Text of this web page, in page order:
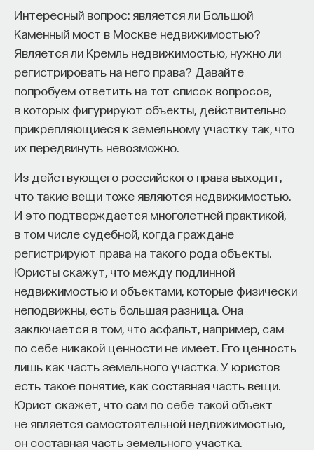
Интересный вопрос: является ли Большой
Каменный мост в Москве недвижимостью?
Является ли Кремль недвижимостью, нужно ли
регистрировать на него права? Давайте
попробуем ответить на тот список вопросов,
в которых фигурируют объекты, действительно
прикрепляющиеся к земельному участку так, что
их передвинуть невозможно.
Из действующего российского права выходит,
что такие вещи тоже являются недвижимостью.
И это подтверждается многолетней практикой,
в том числе судебной, когда граждане
регистрируют права на такого рода объекты.
Юристы скажут, что между подлинной
недвижимостью и объектами, которые физически
неподвижны, есть большая разница. Она
заключается в том, что асфальт, например, сам
по себе никакой ценности не имеет. Его ценность
лишь как часть земельного участка. У юристов
есть такое понятие, как составная часть вещи.
Юрист скажет, что сам по себе такой объект
не является самостоятельной недвижимостью,
он составная часть земельного участка.
за пределами университета и насколько
эффективным окажется в команде и профессии.
Университет не всегда может точно
предсказать, какие именно рабочие места ждут
выпускника, но сама эта оптика тоже остается
отдельной идеологией. В зависимости от того,
Университет должен строить
будущее
«Есть представление о том, что университеты
готовят элиту, и отсюда возникает образ сложно
мыслящего, сложно устроенного человека.
Но здесь возникает и другой, гораздо более
трудный вопрос: кто вообще формирует
целеполагание университета и кто задает тот
смысл, на который он работает? Мне кажется,
университет способен быть субъектом —
не просто выполнять внешний заказ,
а самостоятельно выбирать, на какое будущее
он работает. У него должна быть собственная